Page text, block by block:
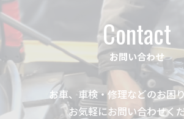
Contact
お問い合わせ
お車、車検・修理などのお困
お気軽にお問い合わせく